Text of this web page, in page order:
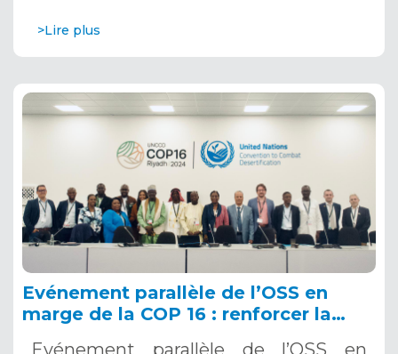
>Lire plus
Evénement parallèle de l’OSS en
marge de la COP 16 : renforcer la
Evénement parallèle de l’OSS en